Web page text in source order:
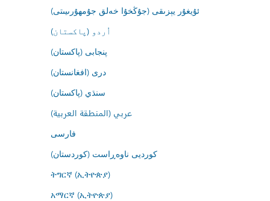
ئۇيغۇر يېزىقى (جۇڭخۇا خەلق جۇمھۇرىيىتى)
اُردو (پاکستان)
پنجابی (پاکستان)
درى (افغانستان)
سنڌي (پاکستان)
عربي (المنطقة العربية)
فارسى
کوردیی ناوەڕاست (کوردستان)
ትግርኛ (ኢትዮጵያ)
አማርኛ (ኢትዮጵያ)